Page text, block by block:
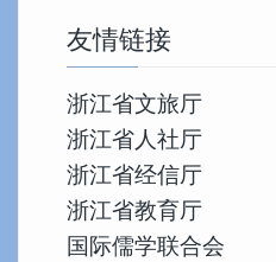
友情链接
浙江省文旅厅
浙江省人社厅
浙江省经信厅
浙江省教育厅
国际儒学联合会